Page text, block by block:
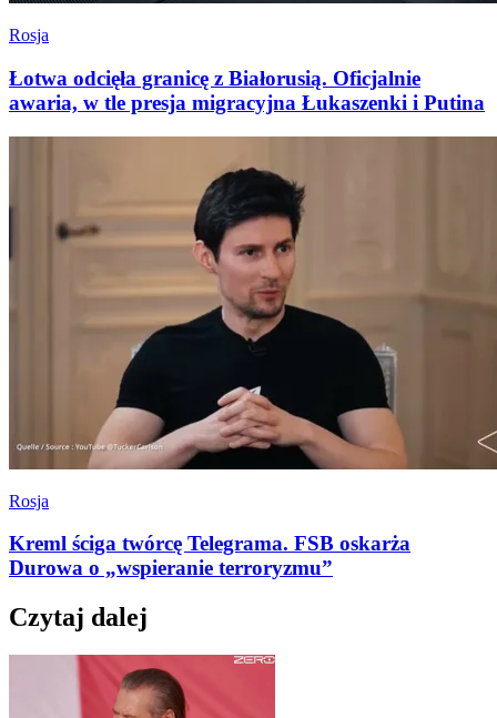
Rosja
Łotwa odcięła granicę z Białorusią. Oficjalnie
awaria, w tle presja migracyjna Łukaszenki i Putina
Rosja
Kreml ściga twórcę Telegrama. FSB oskarża
Durowa o „wspieranie terroryzmu”
Czytaj dalej